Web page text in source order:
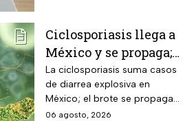
Ciclosporiasis llega a
México y se propaga;
activan protocolos
para revisar frutas y
verduras
La ciclosporiasis suma casos
de diarrea explosiva en
México; el brote se propaga
en el territorio nacional
06 agosto, 2026